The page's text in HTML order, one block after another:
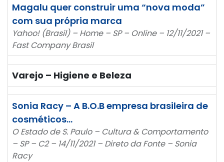
Magalu quer construir uma “nova moda”
com sua própria marca
Yahoo! (Brasil) – Home – SP – Online – 12/11/2021 –
Fast Company Brasil
Varejo – Higiene e Beleza
Sonia Racy – A B.O.B empresa brasileira de
cosméticos…
O Estado de S. Paulo – Cultura & Comportamento
– SP – C2 – 14/11/2021 – Direto da Fonte – Sonia
Racy